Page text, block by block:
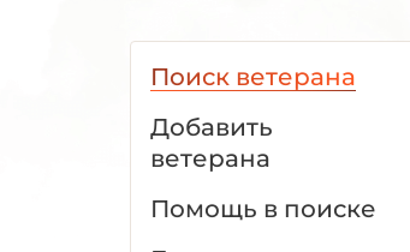
Поиск ветерана
Добавить
ветерана
Помощь в поиске